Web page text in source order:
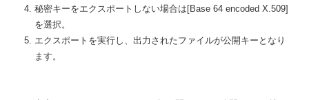
秘密キーをエクスポートしない場合は[Base 64 encoded X.509]
を選択。
エクスポートを実行し、出力されたファイルが公開キーとなり
ます。